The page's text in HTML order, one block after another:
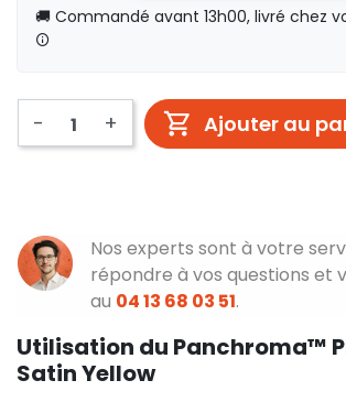
🚚 Commandé avant 13h00, livré chez
- + Ajouter au
Nos experts sont à votre
répondre à vos questions et
au 04 13 68 03 51.
Utilisation du Panchroma™
Satin Yellow